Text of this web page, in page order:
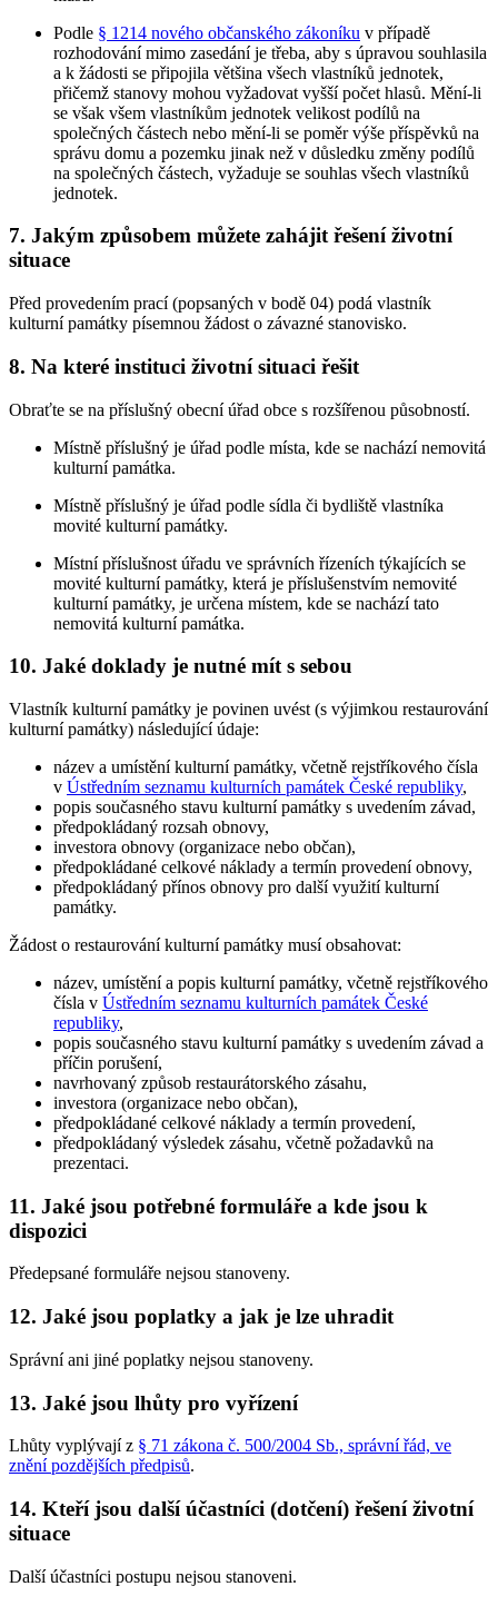
Podle § 1214 nového občanského zákoníku v případě
rozhodování mimo zasedání je třeba, aby s úpravou souhlasila
a k žádosti se připojila většina všech vlastníků jednotek,
přičemž stanovy mohou vyžadovat vyšší počet hlasů. Mění-li
se však všem vlastníkům jednotek velikost podílů na
společných částech nebo mění-li se poměr výše příspěvků na
správu domu a pozemku jinak než v důsledku změny podílů
na společných částech, vyžaduje se souhlas všech vlastníků
jednotek.
7. Jakým způsobem můžete zahájit řešení životní
situace
Před provedením prací (popsaných v bodě 04) podá vlastník
kulturní památky písemnou žádost o závazné stanovisko.
8. Na které instituci životní situaci řešit
Obraťte se na příslušný obecní úřad obce s rozšířenou působností.
Místně příslušný je úřad podle místa, kde se nachází nemovitá
kulturní památka.
Místně příslušný je úřad podle sídla či bydliště vlastníka
movité kulturní památky.
Místní příslušnost úřadu ve správních řízeních týkajících se
movité kulturní památky, která je příslušenstvím nemovité
kulturní památky, je určena místem, kde se nachází tato
nemovitá kulturní památka.
10. Jaké doklady je nutné mít s sebou
Vlastník kulturní památky je povinen uvést (s výjimkou restaurování
kulturní památky) následující údaje:
název a umístění kulturní památky, včetně rejstříkového čísla
v Ústředním seznamu kulturních památek České republiky,
popis současného stavu kulturní památky s uvedením závad,
předpokládaný rozsah obnovy,
investora obnovy (organizace nebo občan),
předpokládané celkové náklady a termín provedení obnovy,
předpokládaný přínos obnovy pro další využití kulturní
památky.
Žádost o restaurování kulturní památky musí obsahovat:
název, umístění a popis kulturní památky, včetně rejstříkového
čísla v Ústředním seznamu kulturních památek České
republiky,
popis současného stavu kulturní památky s uvedením závad a
příčin porušení,
navrhovaný způsob restaurátorského zásahu,
investora (organizace nebo občan),
předpokládané celkové náklady a termín provedení,
předpokládaný výsledek zásahu, včetně požadavků na
prezentaci.
11. Jaké jsou potřebné formuláře a kde jsou k
dispozici
Předepsané formuláře nejsou stanoveny.
12. Jaké jsou poplatky a jak je lze uhradit
Správní ani jiné poplatky nejsou stanoveny.
13. Jaké jsou lhůty pro vyřízení
Lhůty vyplývají z § 71 zákona č. 500/2004 Sb., správní řád, ve
znění pozdějších předpisů.
14. Kteří jsou další účastníci (dotčení) řešení životní
situace
Další účastníci postupu nejsou stanoveni.